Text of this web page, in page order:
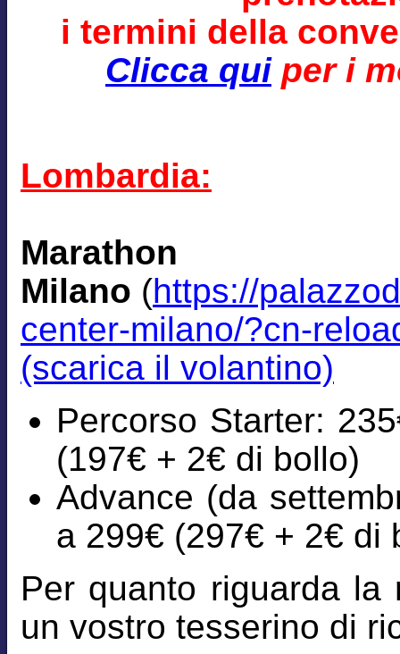
i termini della
Clicca quiper i
Lombardia:
Milano (https://
center-milano/?cn-
(scarica il volantino)
Percorso Starter:
(197€ + 2€ di bollo)
Advance (da
a 299€ (297€ + 2€ di
Per quanto riguarda la
un vostro tesserino di